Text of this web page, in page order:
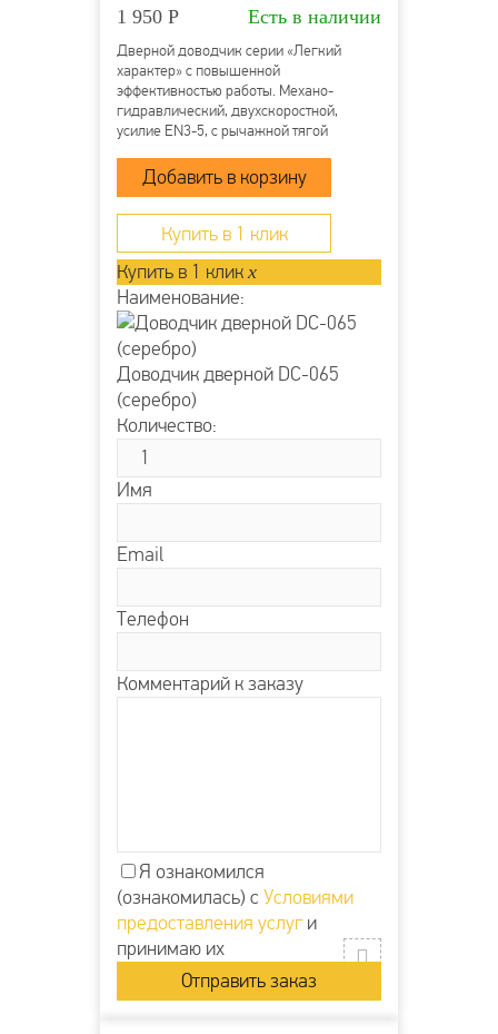
Количество доп.видеокамер :
Цвет корпуса: шампань
Корпус: пластик
Подключение параллельных мониторов:
интеркома
Переадресация вызовов на телефон:
1 950 Р Есть в наличии
Дверной доводчик серии «Легкий
характер» с повышенной
эффективностью работы. Механо-
гидравлический, двухскоростной,
усилие EN3-5, с рычажной тягой
Купить в 1 клик
Купить в 1 клик x
Наименование:
Доводчик дверной DC-065
(серебро)
Количество:
Имя
Email
Телефон
Комментарий к заказу
Я ознакомился
(ознакомилась) с Условиями
предоставления услуги
принимаю их